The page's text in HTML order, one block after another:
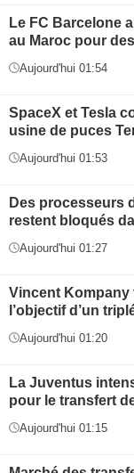
Le FC Barcelone
au Maroc pour
Aujourd'hui 01:54
SpaceX et Tesla
usine de puces
Aujourd'hui 01:53
Des processeurs
restent bloqués
Aujourd'hui 01:27
Vincent Kompany
l’objectif d’un
Aujourd'hui 01:20
La Juventus
pour le transfert
Aujourd'hui 01:15